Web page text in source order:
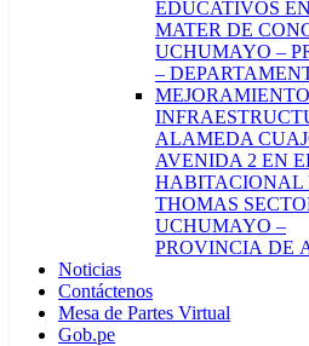
EDUCATIVOS
MATER DE
UCHUMAYO –
–
ALAMEDA
AVENIDA 2 EN
HABITACIONAL
THOMAS
UCHUMAYO –
PROVINCIA DE
Noticias
Contáctenos
Mesa de Partes Virtual
Gob.pe